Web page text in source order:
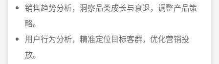
销售趋势分析，洞察品类成长与衰退，调整产品策
略。
用户行为分析，精准定位目标客群，优化营销投
放。